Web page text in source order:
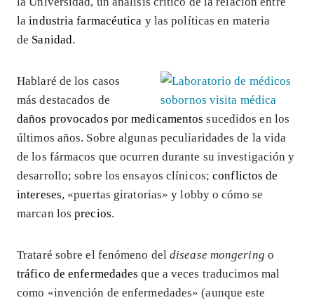
la industria farmacéutica y las políticas en materia
de Sanidad.
Hablaré de los casos
más destacados de
daños provocados por medicamentos sucedidos en los
últimos años. Sobre algunas peculiaridades de la vida
de los fármacos que ocurren durante su investigación y
desarrollo; sobre los ensayos clínicos;conflictos de
intereses, «puertas giratorias» y lobby o cómo se
marcan losprecios.
Trataré sobre el fenómeno deldisease mongering o
tráfico de enfermedades que a veces traducimos mal
como «invención de enfermedades» (aunque este